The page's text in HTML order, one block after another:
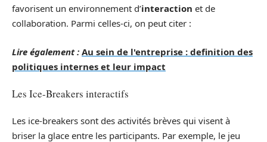
favorisent un environnement d’interaction et de
collaboration. Parmi celles-ci, on peut citer :
Lire également : Au sein de l'entreprise : definition des
politiques internes et leur impact
Les Ice-Breakers interactifs
Les ice-breakers sont des activités brèves qui visent à
briser la glace entre les participants. Par exemple, le jeu